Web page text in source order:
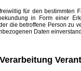
für den bestimmten
in Form einer
die betroffene Person zu
Daten